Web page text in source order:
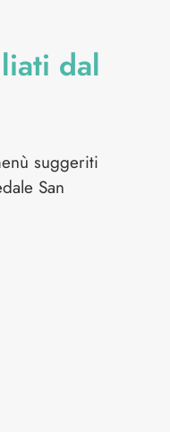
dal
suggeriti
San